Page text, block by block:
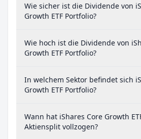
Wie sicher ist die Dividende von
Growth ETF Portfolio?
Wie hoch ist die Dividende von
Growth ETF Portfolio?
In welchem Sektor befindet sich
Growth ETF Portfolio?
Wann hat iShares Core Growth
Aktiensplit vollzogen?